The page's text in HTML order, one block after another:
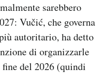
sarebbero
Vučić, che governa
autoritario, ha detto
di organizzarle
del 2026 (quindi